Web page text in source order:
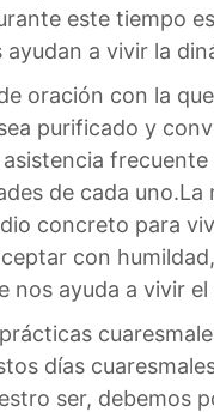
este tiempo
a vivir la
oración con la
purificado y
asistencia
de cada
concreto para
con
nos ayuda a vivir
días
ser, debemos